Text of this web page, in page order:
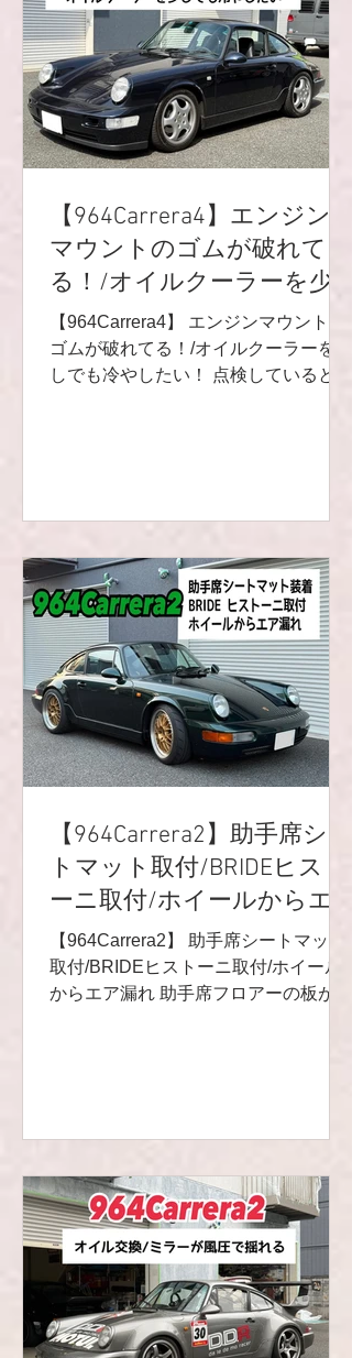
でした🥹 オイルクーラー交換もする事
に‼️ コアが割れてしまい、オイルが漏
れていました😭 油温が下がらないと
思っていたそうですが、これが原因で
すね(^◇^;) タイヤを外したついでに点
検していると、ショックのパーツ割れ
予定です😭‼️ ありがとうございました
🌟 R9レーシングHP⬇︎
https://www.r9racing-jp.com/ 🔻LINE友
達追加/LINEお問い合わせ🔻
https://lin.ee/4ek3yGk 📩
r9.racingteam.911
【964Carrera4】エンジン
マウントのゴムが破れて
る！/オイルクーラーを少
しでも冷やしたい！
【964Carrera4】 エンジンマウントの
ゴムが破れてる！/オイルクーラーを少
しでも冷やしたい！ 点検していると、
ントを留めているボルトがサビでボロ
ボロになっている・・・ 画像を見て分
かる通り、ボルトが痩せています😱😱
😱 途中でボルトが折れないよう、慎重
に外しました✨ ボディ側のタップを切
り直してボルト装着です‼️ そして、今
回マウントが入荷したので交換しまし
た😸✨ RSタイプのマウントです🌟 こ
のタイプは半リジットなので、硬くも
オイルクーラーを少しでも冷やしたい
ので、ダクトも製作しました🙌 フュー
エルホース総交換&オイル漏れ修理、
オイルホース交換などなどもしており
ます😸そのblogは次回にて‼️ 安心して
乗れる車になっていっております🥳 あ
りがとうございました💫 R9レーシン
【964Carrera2】助手席シー
トマット取付/BRIDEヒスト
ーニ取付/ホイールからエ
ア漏れ
【964Carrera2】 助手席シートマット
取付/BRIDEヒストーニ取付/ホイール
からエア漏れ 助手席フロアーの板が無
タイヤの空気がどんどん減っていく問
題💦 タイヤに問題がなく、ホイールを
点検するとエア漏れを発見💦 修理し、
無事エア漏れもなくなりました😸✨ そ
の他、作業は後ほど別のブログにて♬
ありがとうございました‼️ R9レーシン
グHP⬇︎ https://www.r9racing-jp.com/